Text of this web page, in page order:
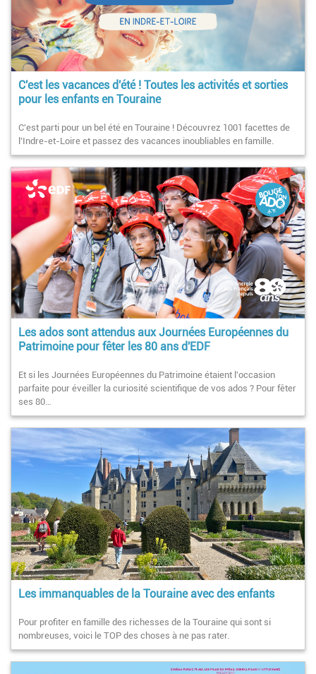
C'est les vacances d'été ! Toutes les activités et sorties
pour les enfants en Touraine
C'est parti pour un bel été en Touraine ! Découvrez 1001 facettes de
l'Indre-et-Loire et passez des vacances inoubliables en famille.
Les ados sont attendus aux Journées Européennes du
Patrimoine pour fêter les 80 ans d'EDF
Et si les Journées Européennes du Patrimoine étaient l'occasion
parfaite pour éveiller la curiosité scientifique de vos ados ? Pour fêter
ses 80…
Les immanquables de la Touraine avec des enfants
Pour profiter en famille des richesses de la Touraine qui sont si
nombreuses, voici le TOP des choses à ne pas rater.